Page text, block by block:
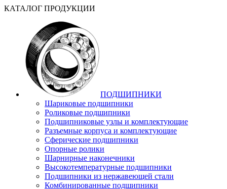
КАТАЛОГ ПРОДУКЦИИ
ПОДШИПНИКИ
Шариковые подшипники
Роликовые подшипники
Подшипниковые узлы и комплектующие
Разъемные корпуса и комплектующие
Сферические подшипники
Опорные ролики
Шарнирные наконечники
Высокотемпературные подшипники
Подшипники из нержавеющей стали
Комбинированные подшипники